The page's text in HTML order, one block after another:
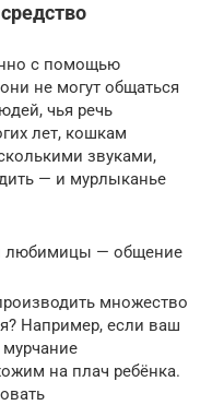
с помощью
не могут общаться
чья речь
лет, кошкам
звуками,
— и мурлыканье
любимицы — общение
множество
Например, если ваш
мурчание
на плач ребёнка.